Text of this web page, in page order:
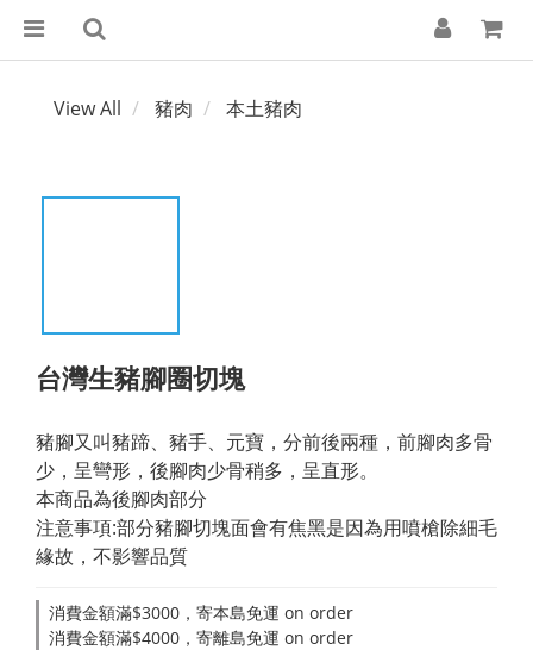
View All 豬肉 本土豬肉
台灣生豬腳圈切塊
豬腳又叫豬蹄、豬手、元寶，分前後兩種，前腳肉多骨
少，呈彎形，後腳肉少骨稍多，呈直形。
本商品為後腳肉部分
注意事項:部分豬腳切塊面會有焦黑是因為用噴槍除細毛
緣故，不影響品質
消費金額滿$3000，寄本島免運 on order
消費金額滿$4000，寄離島免運 on order